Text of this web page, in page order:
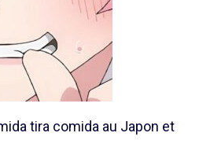
tira comida au Japon et